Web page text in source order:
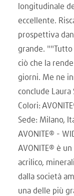
longitudinale
eccellente.
prospettiva
grande. ""Tutto
ciò che la
giorni. Me ne
conclude Laura
Colori:
Sede: Milano,
AVONITE® -
AVONITE® è
acrilico,
dalla società
una delle più